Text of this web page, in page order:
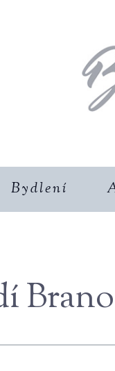
Bydlení